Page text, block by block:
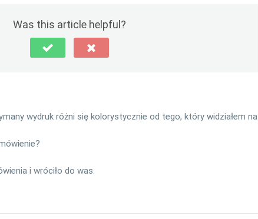
Was this article helpful?
wydruk różni się kolorystycznie od tego, który widziałem na
i wróciło do was.